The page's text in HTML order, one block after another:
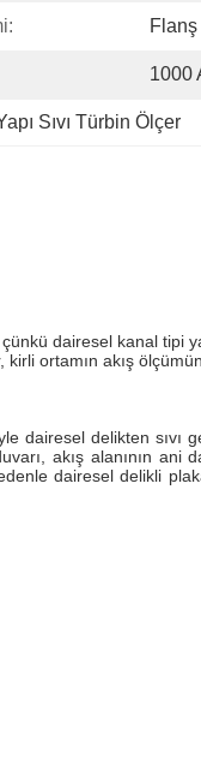
Flanş
1000
Sıvı Türbin Ölçer
dairesel kanal tipi
ortamın akış
dairesel delikten
akış alanının ani
dairesel delikli